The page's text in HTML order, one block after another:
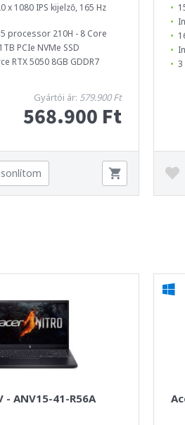
x 1080 IPS kijelző, 165 Hz
processor 210H - 8 Core
PCIe NVMe SSD
RTX 5050 8GB GDDR7
Gyártói ár: 579.900 Ft
568.900 Ft
3
ANV15-41-R56A